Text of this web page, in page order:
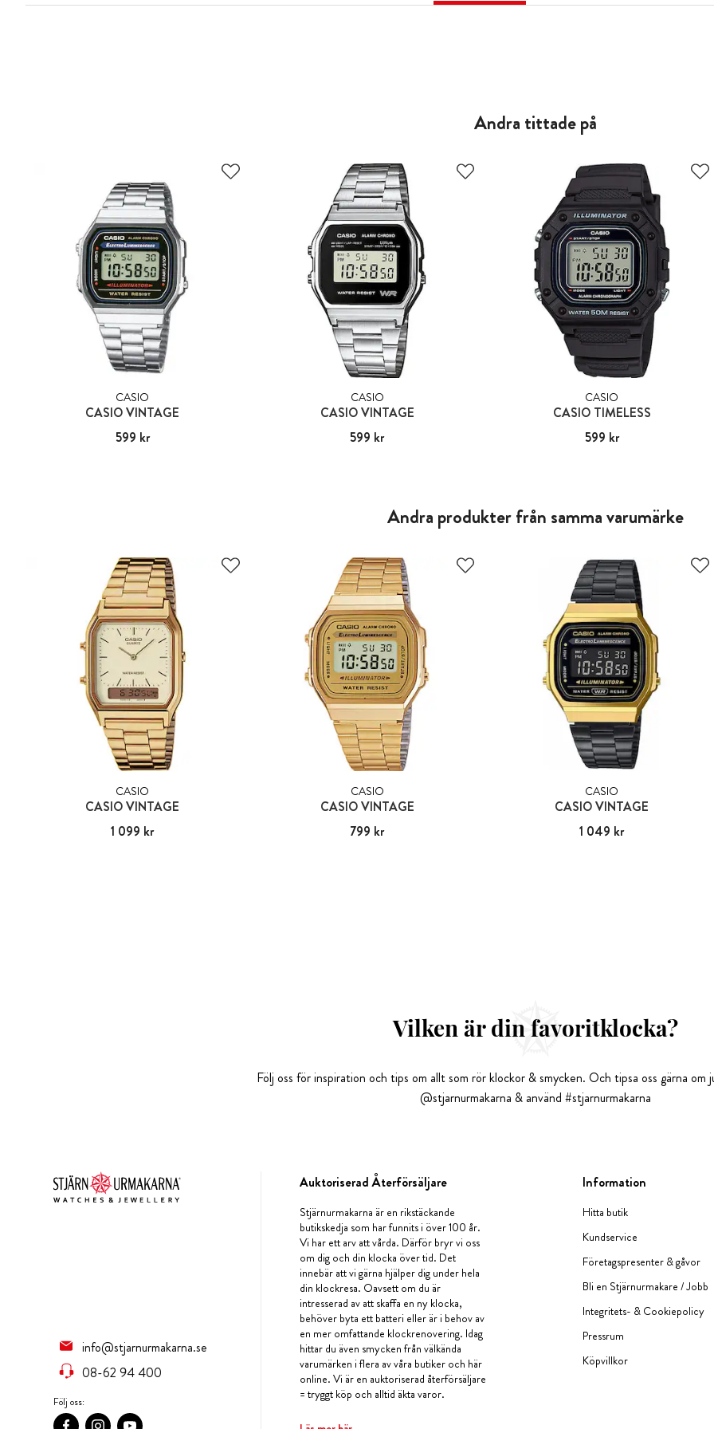
Andra tittade på
CASIO
CASIO VINTAGE
Pris:599 kr
599 kr
CASIO
CASIO VINTAGE
Pris:599 kr
599 kr
CASIO
CASIO TIMELESS
Pris:599 kr
599 kr
Andra produkter från samma varumärke
CASIO
CASIO VINTAGE
Pris :1 099 kr
1 099 kr
CASIO
CASIO VINTAGE
Pris:799 kr
799 kr
CASIO
CASIO VINTAGE
Pris :1 049 kr
1 049 kr
Vilken är din favoritklocka?
Följ oss för inspiration och tips om allt som rör klockor & smycken. Och tipsa oss gärna om
@stjarnurmakarna & använd #stjarnurmakarna
info@stjarnurmakarna.se
08-62 94 400
Följ oss:
Auktoriserad Återförsäljare
Stjärnurmakarna är en rikstäckande
butikskedja som har funnits i över 100 år.
Vi har ett arv att vårda. Därför bryr vi oss
om dig och din klocka över tid. Det
innebär att vi gärna hjälper dig under hela
din klockresa. Oavsett om du är
intresserad av att skaffa en ny klocka,
behöver byta ett batteri eller är i behov av
en mer omfattande klockrenovering. Idag
hittar du även smycken från välkända
varumärken i flera av våra butiker och här
online. Vi är en auktoriserad återförsäljare
= tryggt köp och alltid äkta varor.
Information
Hitta butik
Kundservice
Företagspresenter & gåvor
Bli en Stjärnurmakare / Jobb
Integritets- & Cookiepolicy
Pressrum
Köpvillkor